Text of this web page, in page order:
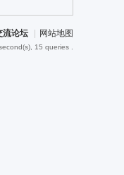
论坛 网站地图
15 queries .